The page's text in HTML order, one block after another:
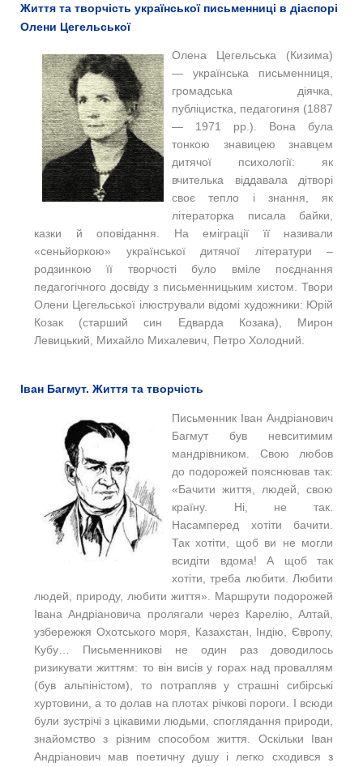
Життя та творчість української письменниці в діаспорі
Олени Цегельської
Олена Цегельська (Кизима)
— українська письменниця,
громадська діячка,
публіцистка, педагогиня (1887
— 1971 рр.). Вона була
тонкою знавицею знавцем
дитячої психології: як
вчителька віддавала дітворі
своє тепло і знання, як
літераторка писала байки,
казки й оповідання. На еміграції її називали
«сеньйоркою» української дитячої літератури –
родзинкою її творчості було вміле поєднання
педагогічного досвіду з письменницьким хистом. Твори
Олени Цегельської ілюстрували відомі художники: Юрій
Козак (старший син Едварда Козака), Мирон
Левицький, Михайло Михалевич, Петро Холодний.
Іван Багмут. Життя та творчість
Письменник Іван Андріанович
Багмут був невситимим
мандрівником. Свою любов
до подорожей пояснював так:
«Бачити життя, людей, свою
країну. Ні, не так.
Насамперед хотіти бачити.
Так хотіти, щоб ви не могли
всидіти вдома! А щоб так
хотіти, треба любити. Любити
людей, природу, любити життя». Маршрути подорожей
Івана Андріановича пролягали через Карелію, Алтай,
узбережжя Охотського моря, Казахстан, Індію, Європу,
Кубу… Письменникові не один раз доводилось
ризикувати життям: то він висів у горах над проваллям
(був альпіністом), то потрапляв у страшні сибірські
хуртовини, а то долав на плотах річкові пороги. І всюди
були зустрічі з цікавими людьми, споглядання природи,
знайомство з різним способом життя. Оскільки Іван
Андріанович мав поетичну душу і легко сходився з